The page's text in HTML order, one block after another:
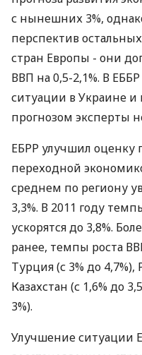
с нынешних 3%,
перспектив
стран Европы - они
ВВП на 0,5-2,1%. В
ситуации в Украине и
прогнозом эксперты
ЕБРР улучшил оценку
переходной
среднем по региону
3,3%. В 2011 году
ускорятся до 3,8%.
ранее, темпы роста
Турция (с 3% до 4,7%),
Казахстан (с 1,6% до
3%).
Улучшение ситуации